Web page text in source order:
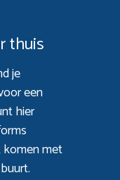
thuis
je
een
hier
komen met